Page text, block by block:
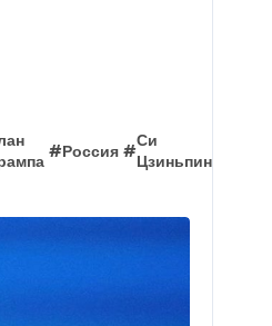
# Россия #
Си
Цзиньпин